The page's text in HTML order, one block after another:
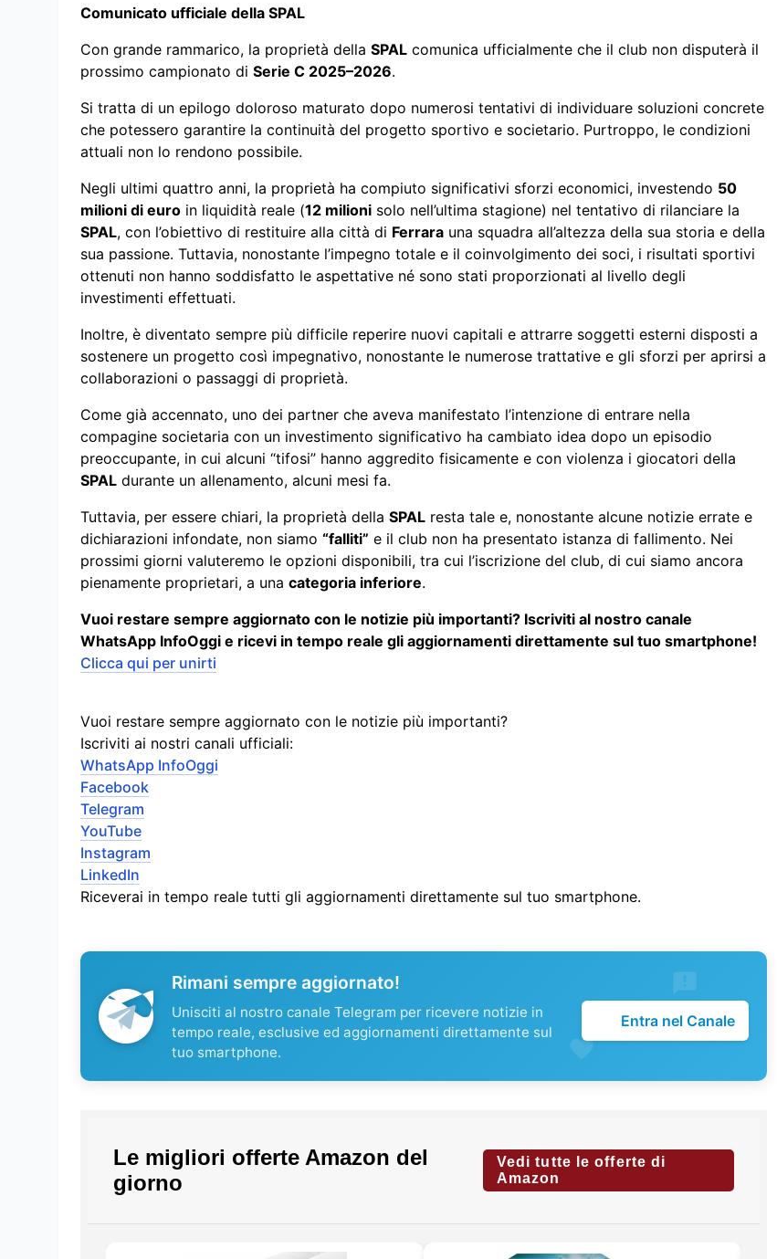
Comunicato ufficiale della SPAL
Con grande rammarico, la proprietà della SPAL comunica ufficialmente che il club non disputerà il
prossimo campionato di Serie C 2025–2026.
Si tratta di un epilogo doloroso maturato dopo numerosi tentativi di individuare soluzioni concrete
che potessero garantire la continuità del progetto sportivo e societario. Purtroppo, le condizioni
attuali non lo rendono possibile.
Negli ultimi quattro anni, la proprietà ha compiuto significativi sforzi economici, investendo 50
milioni di euro in liquidità reale (12 milioni solo nell’ultima stagione) nel tentativo di rilanciare la
SPAL, con l’obiettivo di restituire alla città di Ferrara una squadra all’altezza della sua storia e della
sua passione. Tuttavia, nonostante l’impegno totale e il coinvolgimento dei soci, i risultati sportivi
ottenuti non hanno soddisfatto le aspettative né sono stati proporzionati al livello degli
investimenti effettuati.
Inoltre, è diventato sempre più difficile reperire nuovi capitali e attrarre soggetti esterni disposti a
sostenere un progetto così impegnativo, nonostante le numerose trattative e gli sforzi per aprirsi a
collaborazioni o passaggi di proprietà.
Come già accennato, uno dei partner che aveva manifestato l’intenzione di entrare nella
compagine societaria con un investimento significativo ha cambiato idea dopo un episodio
preoccupante, in cui alcuni “tifosi” hanno aggredito fisicamente e con violenza i giocatori della
SPAL durante un allenamento, alcuni mesi fa.
Tuttavia, per essere chiari, la proprietà della SPAL resta tale e, nonostante alcune notizie errate e
dichiarazioni infondate, non siamo “falliti” e il club non ha presentato istanza di fallimento. Nei
prossimi giorni valuteremo le opzioni disponibili, tra cui l’iscrizione del club, di cui siamo ancora
pienamente proprietari, a una categoria inferiore.
Vuoi restare sempre aggiornato con le notizie più importanti? Iscriviti al nostro canale
WhatsApp InfoOggi e ricevi in tempo reale gli aggiornamenti direttamente sul tuo smartphone!
Clicca qui per unirti
Vuoi restare sempre aggiornato con le notizie più importanti?
Iscriviti ai nostri canali ufficiali:
WhatsApp InfoOggi
Facebook
Telegram
YouTube
Instagram
LinkedIn
Riceverai in tempo reale tutti gli aggiornamenti direttamente sul tuo smartphone.
Rimani sempre aggiornato!
Unisciti al nostro canale Telegram per ricevere notizie in
tempo reale, esclusive ed aggiornamenti direttamente sul
tuo smartphone.
Entra nel Canale